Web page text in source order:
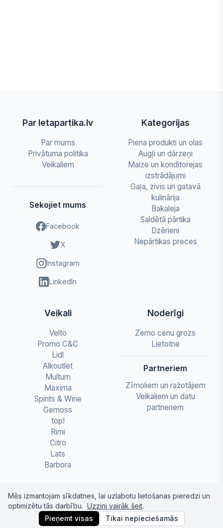
Par letapartika.lv
Par mums
Privātuma politika
Veikaliem
Sekojiet mums
Facebook
X
Instagram
LinkedIn
Kategorijas
Piena produkti un olas
Augļi un dārzeņi
Maize un konditorejas
izstrādājumi
Gaļa, zivis un gatavā
kulinārija
Bakaleja
Saldētā pārtika
Dzērieni
Nepārtikas preces
Veikali
Velto
Promo C&C
Lidl
Alkoutlet
Multum
Maxima
Spirits & Wine
Gemoss
top!
Rimi
Citro
Lats
Barbora
Noderīgi
Zemo cenu grozs
Lietotne
Partneriem
Zīmoliem un ražotājiem
Veikaliem un datu
partneriem
© 2026 letapartika.lv - Pārtikas cenu salīdzinājumi
Mēs izmantojam sīkdatnes, lai uzlabotu lietošanas pieredzi un
optimizētu tās darbību. Uzzini vairāk šeit.
Pieņemt visas
Tikai nepieciešamās